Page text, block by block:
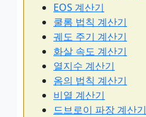
EOS 계산기
쿨롬 법칙 계산기
궤도 주기 계산기
화살 속도 계산기
열지수 계산기
옴의 법칙 계산기
비열 계산기
드브로이 파장 계산기